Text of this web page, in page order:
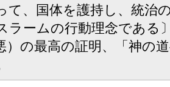
て、国体を護持し、統治
ラームの行動理念である
）の最高の証明、「神の